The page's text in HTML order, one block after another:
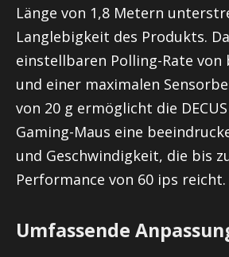
Länge von 1,8 Metern
Langlebigkeit des Produkts.
einstellbaren Polling-Rate von
und einer maximalen
von 20 g ermöglicht die DECUS
Gaming-Maus eine
und Geschwindigkeit, die bis
Performance von 60 ips reicht.
Umfassende